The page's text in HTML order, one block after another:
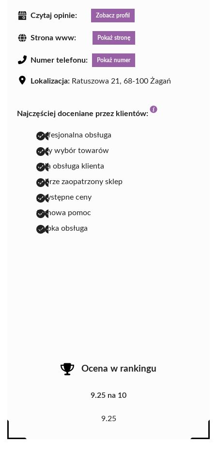
Czytaj opinie: Zobacz profil
Strona www: Pokaż stronę
Numer telefonu: Pokaż numer
Lokalizacja: Ratuszowa 21, 68-100 Żagań
Najczęściej doceniane przez klientów:
profesjonalna obsługa
duży wybór towarów
miła obsługa klienta
dobrze zaopatrzony sklep
przystępne ceny
fachowa pomoc
szybka obsługa
Ocena w rankingu
9.25 na 10
9.25